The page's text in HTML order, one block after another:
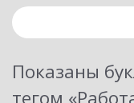
Показаны
тегом